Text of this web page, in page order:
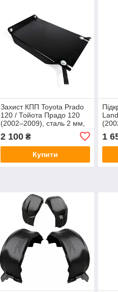
Захист КПП Toyota Prado
120 / Тойота Прадо 120
(2002–2009), сталь 2 мм,
2 100₴
Купити
1